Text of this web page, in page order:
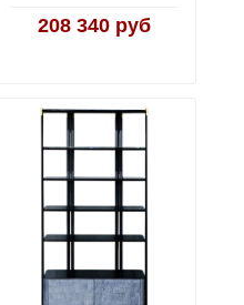
208 340 руб